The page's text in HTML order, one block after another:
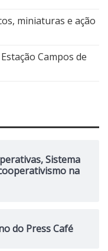
miniaturas e ação
Campos de
Sistema
na
do Press Café